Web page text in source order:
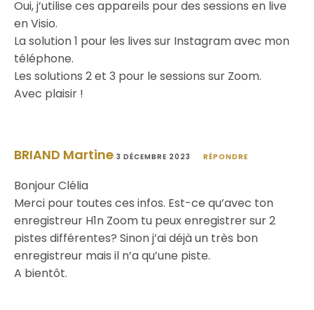
Oui, j’utilise ces appareils pour des sessions en live
en Visio.
La solution 1 pour les lives sur Instagram avec mon
téléphone.
Les solutions 2 et 3 pour le sessions sur Zoom.
Avec plaisir !
BRIAND Martine 3 DÉCEMBRE 2023 RÉPONDRE
Bonjour Clélia
Merci pour toutes ces infos. Est-ce qu’avec ton
enregistreur H1n Zoom tu peux enregistrer sur 2
pistes différentes? Sinon j’ai déjà un très bon
enregistreur mais il n’a qu’une piste.
A bientôt.